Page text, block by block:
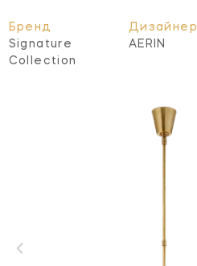
Бренд
Signature
Collection
Дизайнер
AERIN